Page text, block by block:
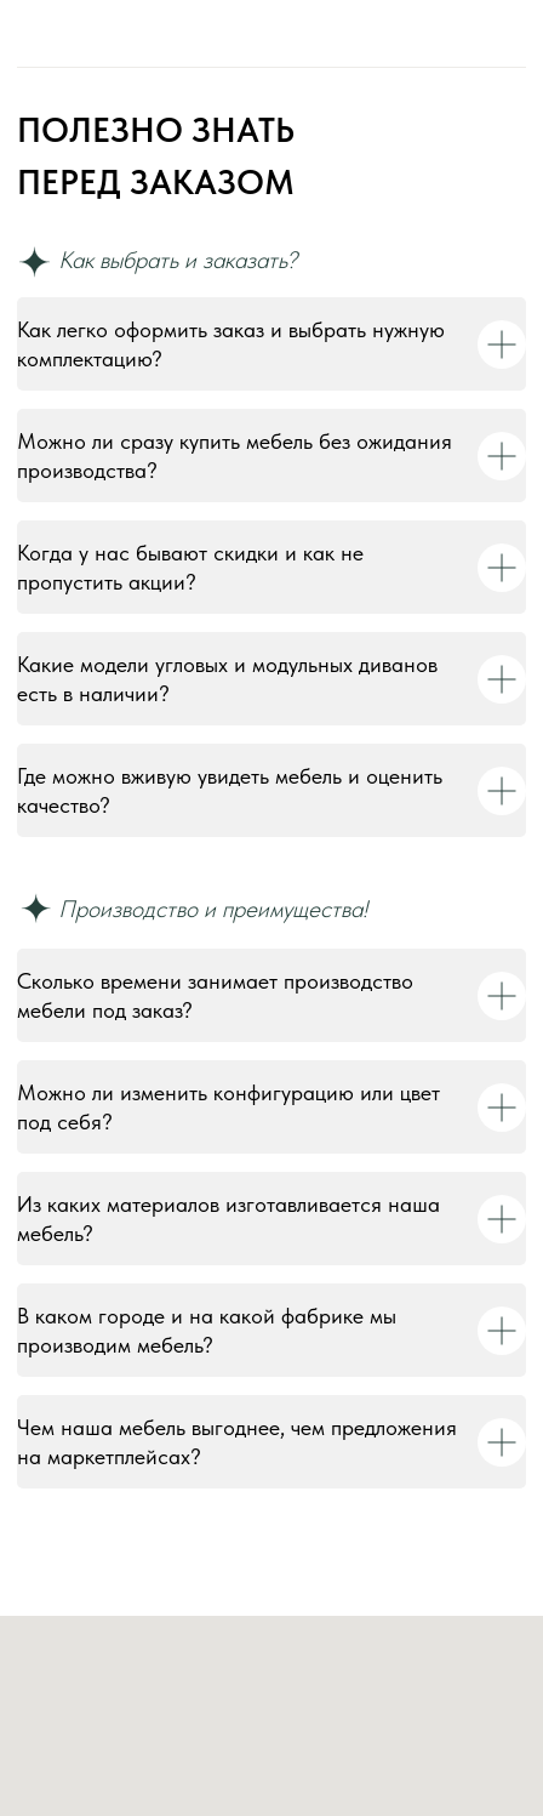
Как легко оформить заказ и выбрать нужную
комплектацию?
Можно ли сразу купить мебель без ожидания
производства?
Когда у нас бывают скидки и как не
пропустить акции?
Какие модели угловых и модульных диванов
есть в наличии?
Где можно вживую увидеть мебель и оценить
качество?
Сколько времени занимает производство
мебели под заказ?
Можно ли изменить конфигурацию или цвет
под себя?
Из каких материалов изготавливается наша
мебель?
В каком городе и на какой фабрике мы
производим мебель?
Чем наша мебель выгоднее, чем предложения
на маркетплейсах?
Информация на сайте носит информационный характер и
защищены. Тексты, изображения, макеты и иные
материалы на сайте являются объектами авторского
права и охраняются в соответствии со ст. 1259 и 1301 ГК